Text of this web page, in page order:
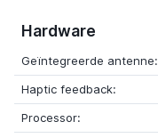
Hardware
Geïntegreerde antenne:
Haptic feedback:
Processor: